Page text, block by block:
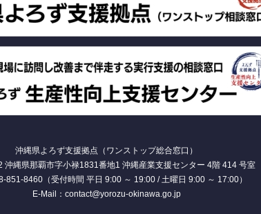
沖縄県よろず支援拠点（ワンストップ総合窓口）
沖縄県那覇市字小禄1831番地1 沖縄産業支援センター 4階 414 号室
851-8460（受付時間 平日 9:00 ～ 19:00 / 土曜日 9:00 ～ 17:00）
E-Mail：contact@yorozu-okinawa.go.jp